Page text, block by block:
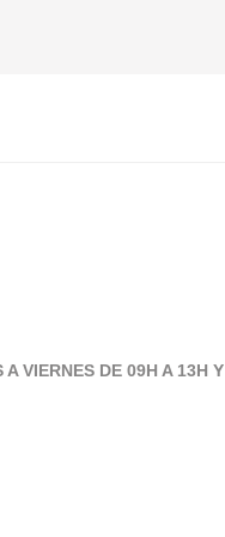
A VIERNES DE 09H A 13H Y